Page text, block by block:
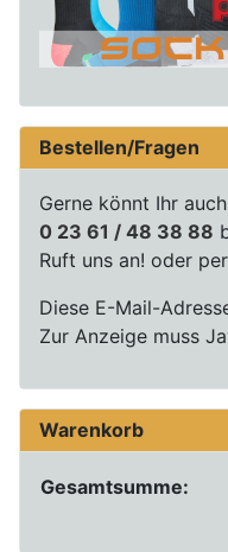
Bestellen/Fragen
Gerne könnt Ihr
0 23 61 / 48 38 88
Ruft uns an! oder
Diese E-Mail-
Zur Anzeige muss
Warenkorb
Gesamtsumme: